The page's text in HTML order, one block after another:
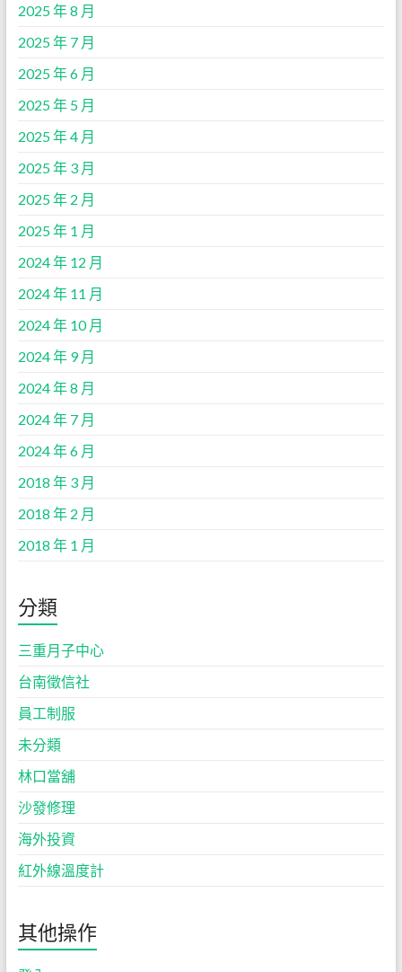
2025 年 8 月
2025 年 7 月
2025 年 6 月
2025 年 5 月
2025 年 4 月
2025 年 3 月
2025 年 2 月
2025 年 1 月
2024 年 12 月
2024 年 11 月
2024 年 10 月
2024 年 9 月
2024 年 8 月
2024 年 7 月
2024 年 6 月
2018 年 3 月
2018 年 2 月
2018 年 1 月
分類
三重月子中心
台南徵信社
員工制服
未分類
林口當舖
沙發修理
海外投資
紅外線溫度計
其他操作